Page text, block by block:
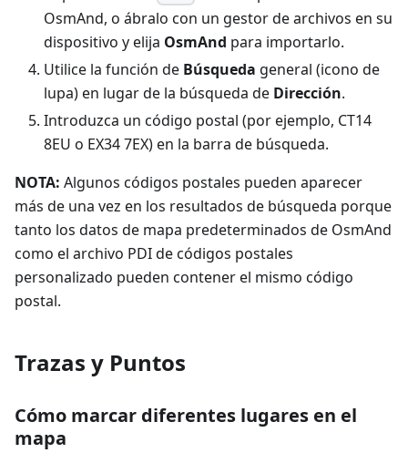
OsmAnd, o ábralo con un gestor de archivos en su
dispositivo y elija OsmAnd para importarlo.
Utilice la función de Búsqueda general (icono de
lupa) en lugar de la búsqueda de Dirección.
Introduzca un código postal (por ejemplo, CT14
8EU o EX34 7EX) en la barra de búsqueda.
NOTA: Algunos códigos postales pueden aparecer
más de una vez en los resultados de búsqueda porque
tanto los datos de mapa predeterminados de OsmAnd
como el archivo PDI de códigos postales
personalizado pueden contener el mismo código
postal.
Trazas y Puntos
Cómo marcar diferentes lugares en el
mapa